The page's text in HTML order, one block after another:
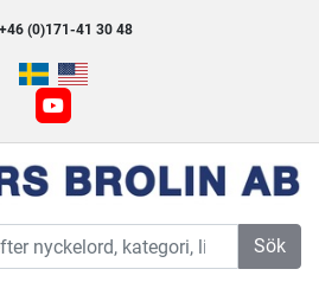
+46 (0)171-41 30 48
youtube
Sök